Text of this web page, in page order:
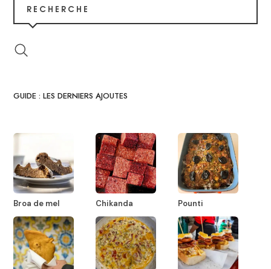
RECHERCHE
GUIDE : LES DERNIERS AJOUTES
Broa de mel Chikanda Pounti